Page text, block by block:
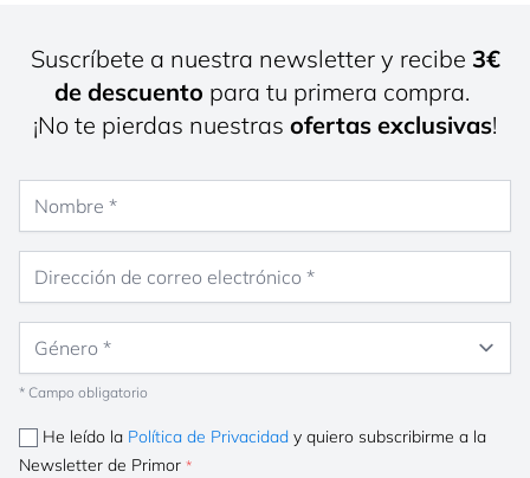
Suscríbete a nuestra newsletter y recibe 3€
de descuento para tu primera compra.
¡No te pierdas nuestras ofertas exclusivas!
* Campo obligatorio
He leído la Política de Privacidad y quiero subscribirme a la
Newsletter de Primor